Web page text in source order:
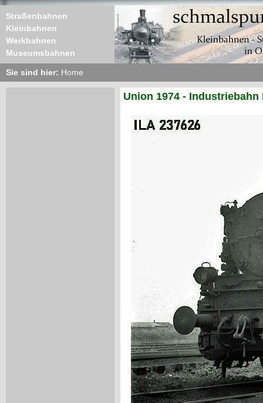
Straßenbahnen
Kleinbahnen
Werkbahnen
Museumsbahnen
Sie sind hier: Home
Union 1974 -